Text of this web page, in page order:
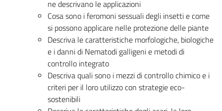
ne descrivano le applicazioni
Cosa sono i feromoni sessuali degli insetti e come
si possono applicare nelle protezione delle piante
Descriva le caratteristiche morfologiche, biologiche
e i danni di Nematodi galligeni e metodi di
controllo integrato
Descriva quali sono i mezzi di controllo chimico e i
criteri per il loro utilizzo con strategie eco-
sostenibili